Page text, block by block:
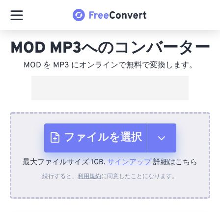
MOD MP3へのコンバーター
MOD を MP3 にオンラインで無料で変換します。
ファイルを選択
デバイスから
最大ファイルサイズ 1GB. サインアップ詳細はこちら
続行すると、 利用規約に同意したことになります。